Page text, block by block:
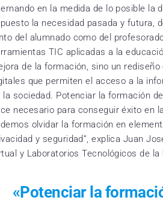
en la medida de lo posible la
la necesidad pasada y futura,
del alumnado como del
TIC aplicadas a la
de la formación, sino un
que permiten el acceso a la
la sociedad. Potenciar la formación
necesario para conseguir éxito en
olvidar la formación en
y seguridad”, explica Juan
y Laboratorios Tecnológicos de la
«Potenciar la